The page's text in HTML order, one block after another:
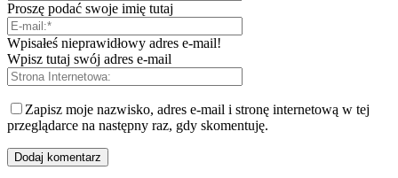
Proszę podać swoje imię tutaj
Wpisałeś nieprawidłowy adres e-mail!
Wpisz tutaj swój adres e-mail
Zapisz moje nazwisko, adres e-mail i stronę internetową w tej
przeglądarce na następny raz, gdy skomentuję.